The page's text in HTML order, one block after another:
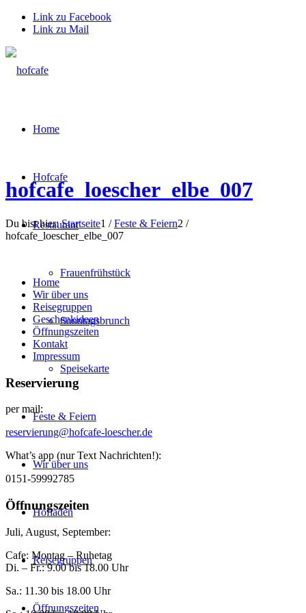
Link zu Facebook
Link zu Mail
Home
Hofcafe
Restaurant
Frauenfrühstück
Sonntagsbrunch
Speisekarte
Feste & Feiern
Wir über uns
Hofladen
Reisegruppen
Öffnungszeiten
hofcafe_loescher_elbe_007
Du bist hier: Startseite1 / Feste & Feiern2 /
hofcafe_loescher_elbe_007
Home
Wir über uns
Reisegruppen
Geschenkideen
Öffnungszeiten
Kontakt
Impressum
Reservierung
per mail:
reservierung@hofcafe-loescher.de
What’s app (nur Text Nachrichten!):
0151-59992785
Öffnungszeiten
Juli, August, September:
Cafe: Montag – Ruhetag
Di. – Fr.: 9.00 bis 18.00 Uhr
Sa.: 11.30 bis 18.00 Uhr